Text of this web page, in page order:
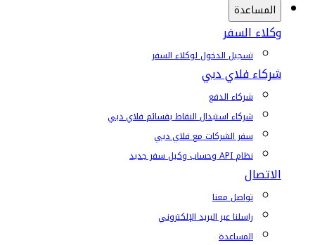
المساعدة
وكلاء السفر
تسجيل الدخول لوكلاء السفر
شركاء فلاي دبي
شركاء الدفع
شركاء استبدال النقاط بقسائم فلاي دبي
سفر الشركات مع فلاي دبي
نظام API وحساب وكيل سفر جديد
الاتصال
تواصل معنا
راسلنا عبر البريد الإلكتروني
المساعدة